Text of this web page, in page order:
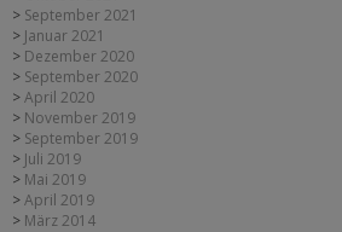
September 2021
Januar 2021
Dezember 2020
September 2020
April 2020
November 2019
September 2019
Juli 2019
Mai 2019
April 2019
März 2014